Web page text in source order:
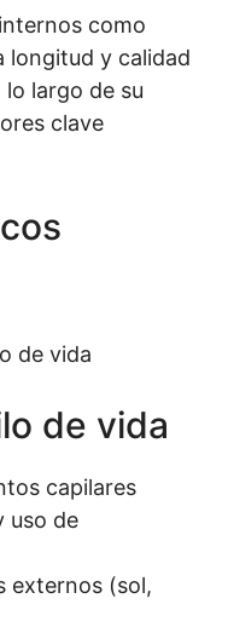
como
longitud y calidad
lo largo de su
clave
de vida
de vida
capilares
uso de
externos (sol,